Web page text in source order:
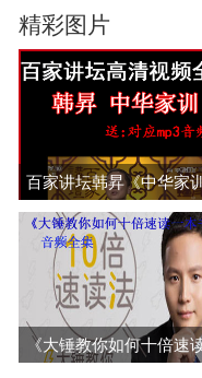
精彩图片